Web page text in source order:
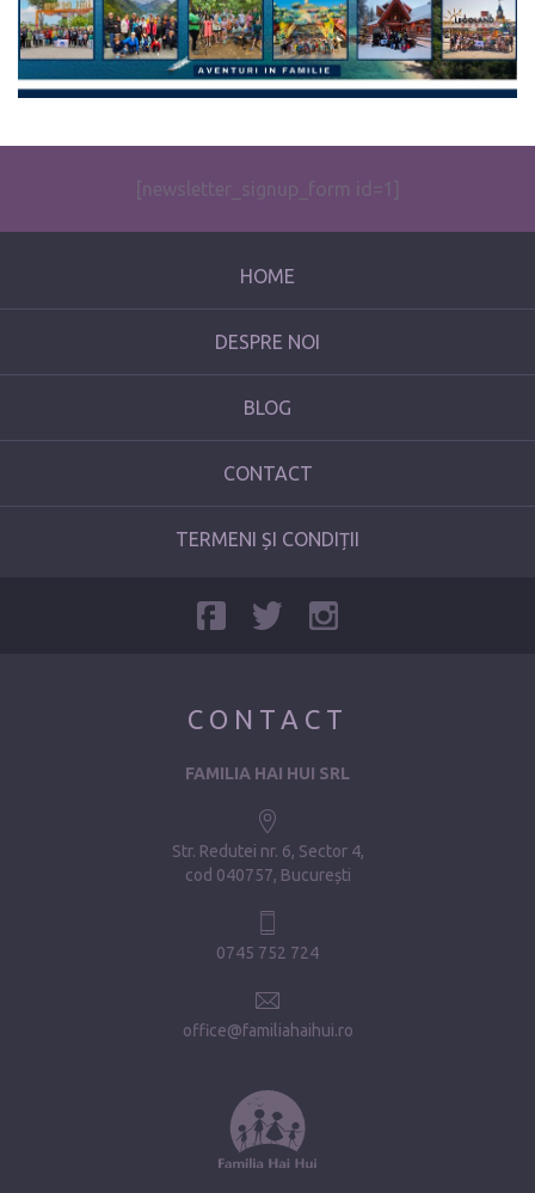
[newsletter_signup_form id=1]
HOME
DESPRE NOI
BLOG
CONTACT
TERMENI ȘI CONDIȚII
CONTACT
FAMILIA HAI HUI SRL
Str. Redutei nr. 6, Sector 4
cod 040757, București
0745 752 724
office@familiahaihui.ro